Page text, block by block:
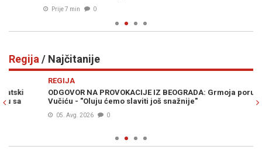
Prije 7 min 0
Regija / Najčitanije
ODGOVOR NA PROVOKACIJE IZ BEOGRADA: Grmoja poručio
Vučiću - "Oluju ćemo slaviti još snažnije"
05. Avg. 2026 0